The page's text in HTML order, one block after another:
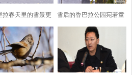
环境综合整治建设美丽迪庆
党的群众路线教育实践活动
赛马节 2013两会
拉春天里的雪景更
美丽
雪后的香巴拉公园宛若童
话世界